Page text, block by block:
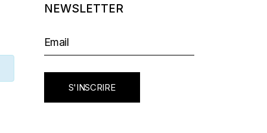
NEWSLETTER
S'INSCRIRE